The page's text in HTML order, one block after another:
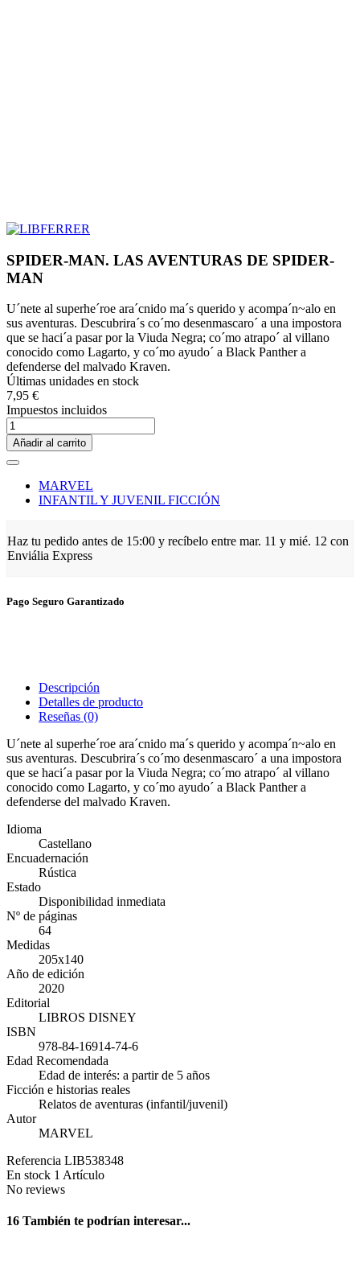
SPIDER-MAN. LAS AVENTURAS DE SPIDER-
MAN
U´nete al superhe´roe ara´cnido ma´s querido y acompa´n~alo en
sus aventuras. Descubrira´s co´mo desenmascaro´ a una impostora
que se haci´a pasar por la Viuda Negra; co´mo atrapo´ al villano
conocido como Lagarto, y co´mo ayudo´ a Black Panther a
defenderse del malvado Kraven.
Últimas unidades en stock
7,95 €
Impuestos incluidos
Añadir al carrito
MARVEL
INFANTIL Y JUVENIL FICCIÓN
Haz tu pedido antes de 15:00 y recíbelo entre mar. 11 y mié. 12 con
Enviália Express
Pago Seguro Garantizado
Descripción
Detalles de producto
Reseñas (0)
U´nete al superhe´roe ara´cnido ma´s querido y acompa´n~alo en
sus aventuras. Descubrira´s co´mo desenmascaro´ a una impostora
que se haci´a pasar por la Viuda Negra; co´mo atrapo´ al villano
conocido como Lagarto, y co´mo ayudo´ a Black Panther a
defenderse del malvado Kraven.
Idioma
Castellano
Encuadernación
Rústica
Estado
Disponibilidad inmediata
Nº de páginas
64
Medidas
205x140
Año de edición
2020
Editorial
LIBROS DISNEY
ISBN
978-84-16914-74-6
Edad Recomendada
Edad de interés: a partir de 5 años
Ficción e historias reales
Relatos de aventuras (infantil/juvenil)
Autor
MARVEL
Referencia LIB538348
En stock 1 Artículo
No reviews
16 También te podrían interesar...